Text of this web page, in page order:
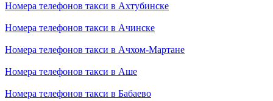
Номера телефонов такси в Ахтубинске
Номера телефонов такси в Ачинске
Номера телефонов такси в Ачхом-Мартане
Номера телефонов такси в Аше
Номера телефонов такси в Бабаево